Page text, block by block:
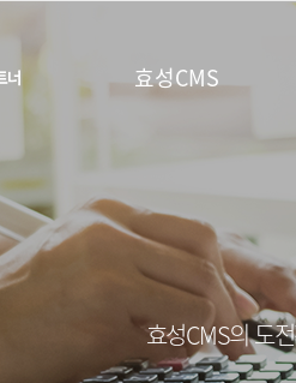
효성CMS
효성CMS의 도